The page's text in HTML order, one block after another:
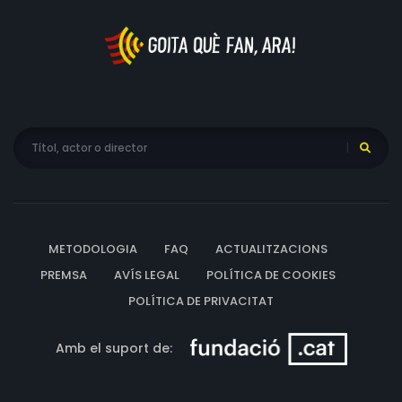
pactar però s'adona gràcies al poder predictiu que
Peraustrínia s'encamina cap a la guerra. Permet
METODOLOGIA FAQ
ACTUALITZACIONS
PREMSA
AVÍS LEGAL
POLÍTICA DE COOKIES
POLÍTICA DE PRIVACITAT
Amb el suport de: